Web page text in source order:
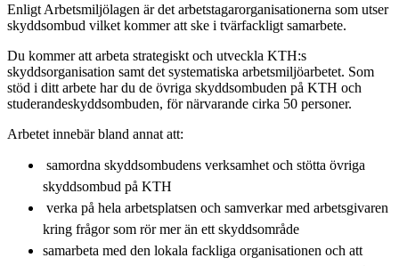
Enligt Arbetsmiljölagen är det arbetstagarorganisationerna som utser
skyddsombud vilket kommer att ske i tvärfackligt samarbete.
Du kommer att arbeta strategiskt och utveckla KTH:s
skyddsorganisation samt det systematiska arbetsmiljöarbetet. Som
stöd i ditt arbete har du de övriga skyddsombuden på KTH och
studerandeskyddsombuden, för närvarande cirka 50 personer.
Arbetet innebär bland annat att:
samordna skyddsombudens verksamhet och stötta övriga
skyddsombud på KTH
verka på hela arbetsplatsen och samverkar med arbetsgivaren
kring frågor som rör mer än ett skyddsområde
samarbeta med den lokala fackliga organisationen och att